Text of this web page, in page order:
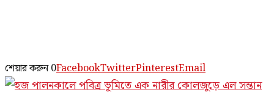
শেয়ার করুন 0FacebookTwitterPinterestEmail